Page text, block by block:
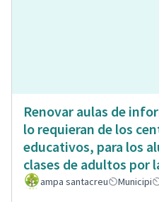
Renovar aulas de
lo requieran de los
educativos, para los
clases de adultos por
ampa santacreu Municipi